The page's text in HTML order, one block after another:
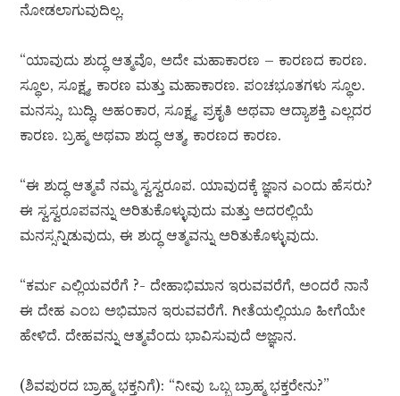
ನೋಡಲಾಗುವುದಿಲ್ಲ.
“ಯಾವುದು ಶುದ್ಧ ಆತ್ಮವೊ, ಅದೇ ಮಹಾಕಾರಣ – ಕಾರಣದ ಕಾರಣ.
ಸ್ಥೂಲ, ಸೂಕ್ಷ್ಮ, ಕಾರಣ ಮತ್ತು ಮಹಾಕಾರಣ. ಪಂಚಭೂತಗಳು ಸ್ಥೂಲ.
ಮನಸ್ಸು, ಬುದ್ಧಿ, ಅಹಂಕಾರ, ಸೂಕ್ಷ್ಮ. ಪ್ರಕೃತಿ ಅಥವಾ ಆದ್ಯಾಶಕ್ತಿ ಎಲ್ಲದರ
ಕಾರಣ. ಬ್ರಹ್ಮ ಅಥವಾ ಶುದ್ಧ ಆತ್ಮ, ಕಾರಣದ ಕಾರಣ.
“ಈ ಶುದ್ಧ ಆತ್ಮವೆ ನಮ್ಮ ಸ್ವಸ್ವರೂಪ. ಯಾವುದಕ್ಕೆ ಜ್ಞಾನ ಎಂದು ಹೆಸರು?
ಈ ಸ್ವಸ್ವರೂಪವನ್ನು ಅರಿತುಕೊಳ್ಳುವುದು ಮತ್ತು ಅದರಲ್ಲಿಯೆ
ಮನಸ್ಸನ್ನಿಡುವುದು, ಈ ಶುದ್ಧ ಆತ್ಮವನ್ನು ಅರಿತುಕೊಳ್ಳುವುದು.
“ಕರ್ಮ ಎಲ್ಲಿಯವರೆಗೆ ?- ದೇಹಾಭಿಮಾನ ಇರುವವರೆಗೆ, ಅಂದರೆ ನಾನೆ
ಈ ದೇಹ ಎಂಬ ಅಭಿಮಾನ ಇರುವವರೆಗೆ. ಗೀತೆಯಲ್ಲಿಯೂ ಹೀಗೆಯೇ
ಹೇಳಿದೆ. ದೇಹವನ್ನು ಆತ್ಮವೆಂದು ಭಾವಿಸುವುದೆ ಅಜ್ಞಾನ.
(ಶಿವಪುರದ ಬ್ರಾಹ್ಮ ಭಕ್ತನಿಗೆ): “ನೀವು ಒಬ್ಬ ಬ್ರಾಹ್ಮ ಭಕ್ತರೇನು?”